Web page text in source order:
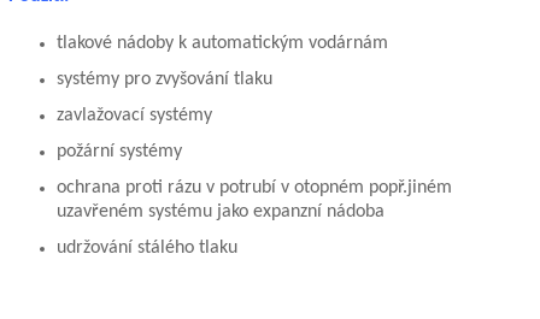
tlakové nádoby k automatickým vodárnám
systémy pro zvyšování tlaku
zavlažovací systémy
požární systémy
ochrana proti rázu v potrubí v otopném popř.jiném
uzavřeném systému jako expanzní nádoba
udržování stálého tlaku